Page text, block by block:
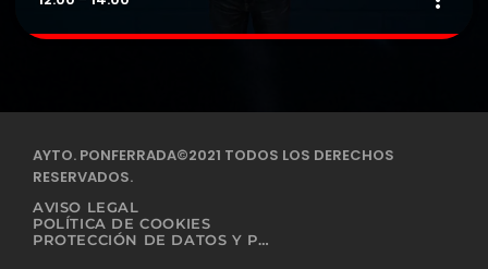
y de la otras décadas.
AYTO. PONFERRADA©2021 TODOS LOS DERECHOS
RESERVADOS.
AVISO LEGAL
POLÍTICA DE COOKIES
PROTECCIÓN DE DATOS Y PRIVACIDAD